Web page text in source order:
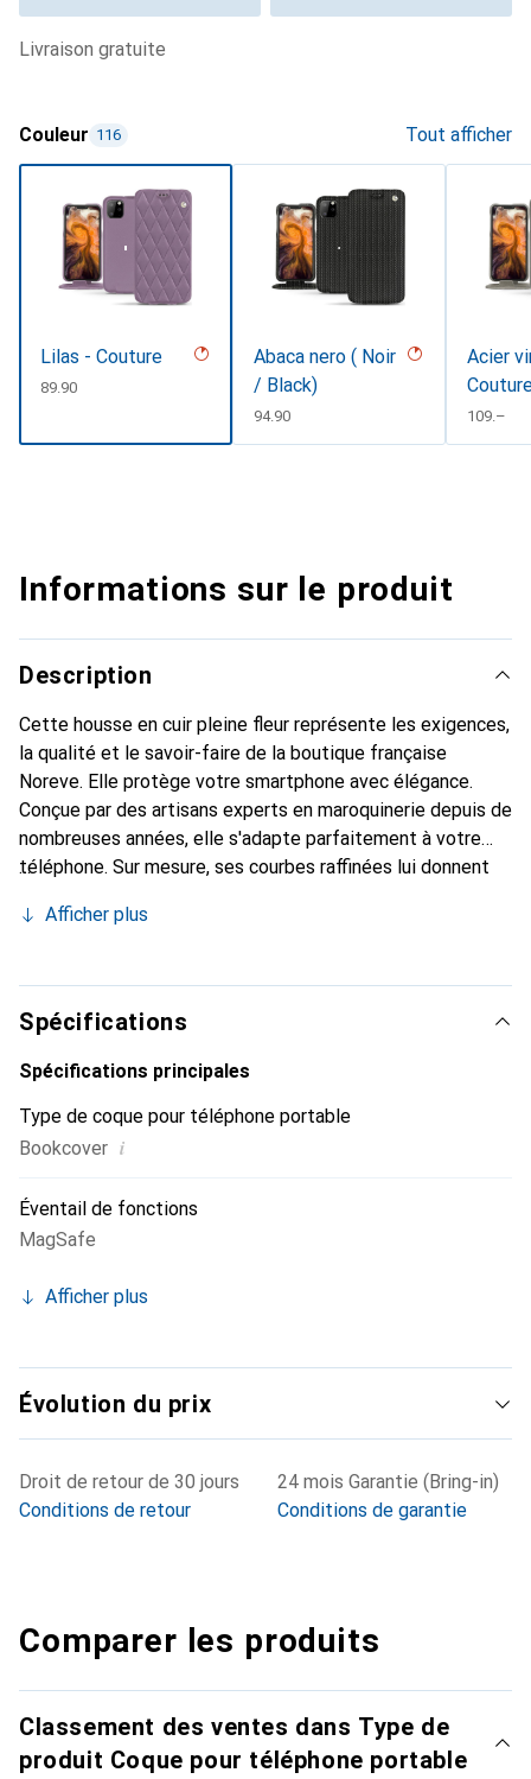
livraison gratuite
Couleur 116 Tout afficher
Lilas - Couture
CHF
89.90
Abaca nero ( Noir
/ Black)
CHF
94.90
Acier
CHF
109.–
Informations sur le produit
Description
Cette housse en cuir pleine fleur représente les exigences,
la qualité et le savoir-faire de la boutique française
Noreve. Elle protège votre smartphone avec élégance.
Conçue par des artisans experts en maroquinerie depuis de
nombreuses années, elle s'adapte parfaitement à votre
téléphone. Sur mesure, ses courbes raffinées lui donnent
et indispensable de votre smartphone. Reconnaît
marque Noreve est un choix sûr pour une clientèle
exigeante.
Afficher plus
Spécifications
Spécifications principales
Type de coque pour téléphone portable
Bookcover i
Éventail de fonctions
MagSafe
Afficher plus
Évolution du prix
Droit de retour de 30 jours
Conditions de retour
24 mois Garantie (Bring-in)
Conditions de garantie
Comparer les produits
Classement des ventes dans Type de
produit Coque pour téléphone portable